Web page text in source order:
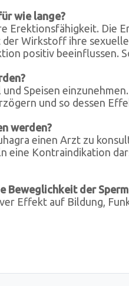
wie lange?
Erektionsfähigkeit. Die
Wirkstoff ihre
positiv beeinflussen.
Speisen
und so dessen
werden?
einen Arzt zu
Kontraindikation
Beweglichkeit der
Effekt auf Bildung,